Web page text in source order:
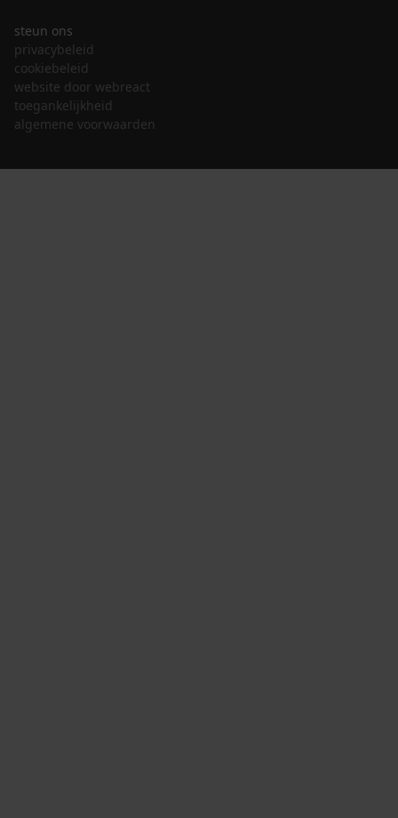
steun ons
privacybeleid
cookiebeleid
website door webreact
toegankelijkheid
algemene voorwaarden